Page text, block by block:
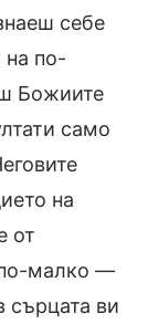
себе
на по-
Божиите
само
на
от
малко —
сърцата ви